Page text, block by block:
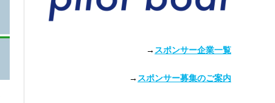
→ スポンサー企業一覧
→ スポンサー募集のご案内